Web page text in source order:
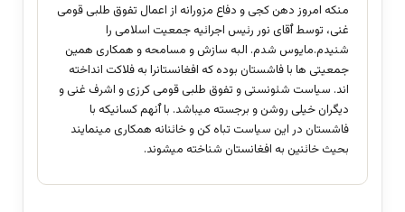
منکه امروز دهن کجی و دفاع مزورانه از اعمال تفوق طلبی قومی
غنی، توسط ٱقای نور رئیس اجرائیه جمعیت اسلامی را
شنیدم.مایوس شدم. البه سازش و مسامحه و همکاری همین
جمعیتی ها با فاشستان بوده که افغانستانرا به فلاکت انداخته
اند. سیاست شئونستی و تفوق طلبی قومی کرزی و اشرف غنی و
دیگران خیلی روشن و برجسته میباشد. با ٱنهم کسانیکه با
فاشستان در این سیاست تباه کن و خائنانه همکاری مینمایند
بحیث خائنین به افغانستان شناخته میشوند.